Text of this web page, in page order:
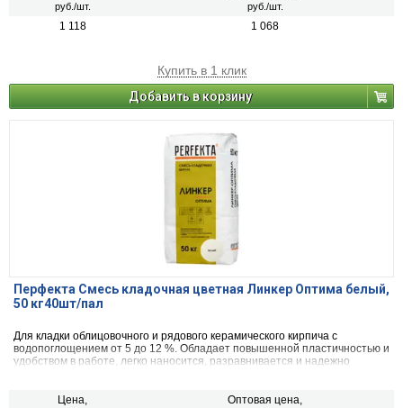
руб./шт. руб./шт.
1 118 1 068
Купить в 1 клик
Добавить в корзину
Перфекта Смесь кладочная цветная Линкер Оптима белый,
50 кг40шт/пал
Для кладки облицовочного и рядового керамического кирпича с
водопоглощением от 5 до 12 %. Обладает повышенной пластичностью и
удобством в работе, легко наносится, разравнивается и надежно
Цена,
Оптовая цена,